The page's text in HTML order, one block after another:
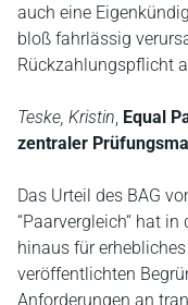
auch eine
bloß fahrlässig
Rückzahlungspflicht
Teske, Kristin, Equal
zentraler
Das Urteil des BAG
“Paarvergleich“ hat
hinaus für
veröffentlichten
Anforderungen an